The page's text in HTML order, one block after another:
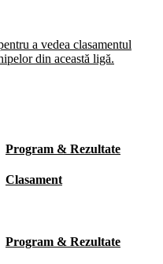
a vedea clasamentul
din această ligă.
Program & Rezultate
Clasament
Program & Rezultate